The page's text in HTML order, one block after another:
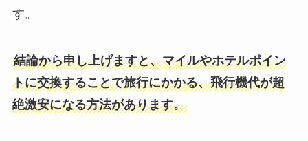
す。
結論から申し上げますと、マイルやホテルポイン
トに交換することで旅行にかかる、飛行機代が超
絶激安になる方法があります。